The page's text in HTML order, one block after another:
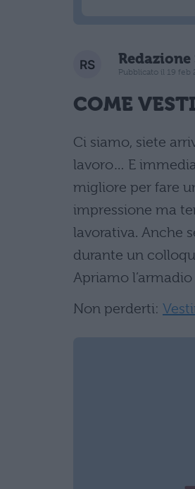
Pubblicato il 19 feb
COME
Ci siamo, siete
lavoro… E
migliore per fare
impressione ma
lavorativa. Anche
durante un
Apriamo
Non perderti: